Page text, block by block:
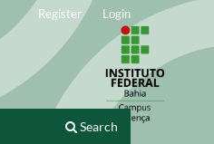
Search
Register Login